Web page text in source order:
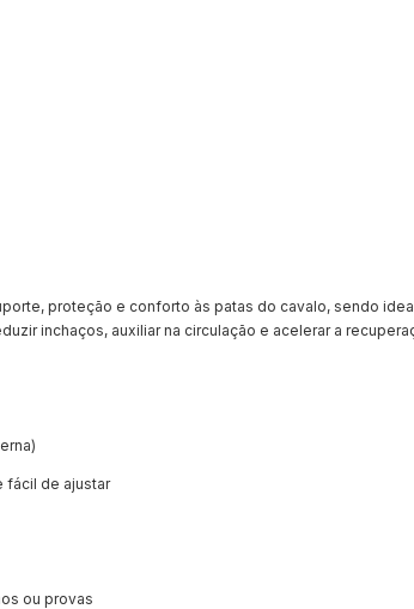
proteção e conforto às patas do cavalo, sendo
inchaços, auxiliar na circulação e acelerar a
fácil de ajustar
ou provas